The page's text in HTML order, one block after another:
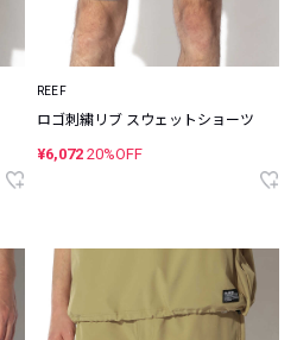
REEF
ロゴ刺繍リブ スウェットショーツ
¥6,072 20%OFF